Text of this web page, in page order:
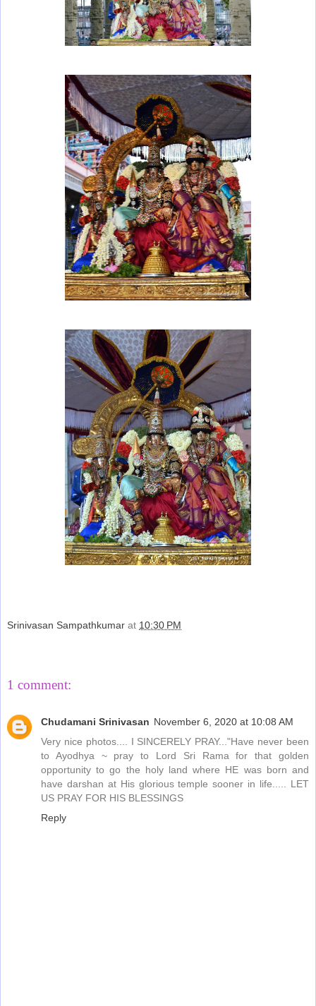
Srinivasan Sampathkumar at 10:30 PM
1 comment:
Chudamani Srinivasan November 6, 2020 at 10:08 AM
Very nice photos.... I SINCERELY PRAY..."Have never been
to Ayodhya ~ pray to Lord Sri Rama for that golden
opportunity to go the holy land where HE was born and
have darshan at His glorious temple sooner in life..... LET
US PRAY FOR HIS BLESSINGS
Reply